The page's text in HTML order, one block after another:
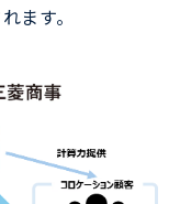
ます。